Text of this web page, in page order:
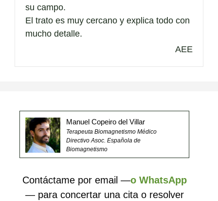
su campo.
El trato es muy cercano y explica todo con
mucho detalle.
AEE
Manuel Copeiro del Villar
Terapeuta Biomagnetismo Médico
Directivo Asoc. Española de
Biomagnetismo
Contáctame por email —o WhatsApp
— para concertar una cita o resolver